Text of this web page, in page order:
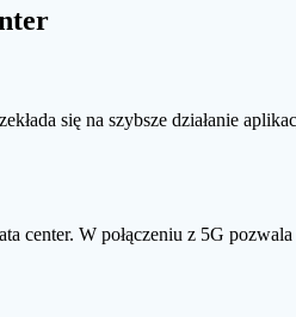
się na szybsze działanie
center. W połączeniu z 5G